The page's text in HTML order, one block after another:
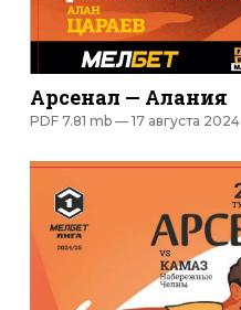
Арсенал — Алания
PDF 7.81 mb — 17 августа 2024